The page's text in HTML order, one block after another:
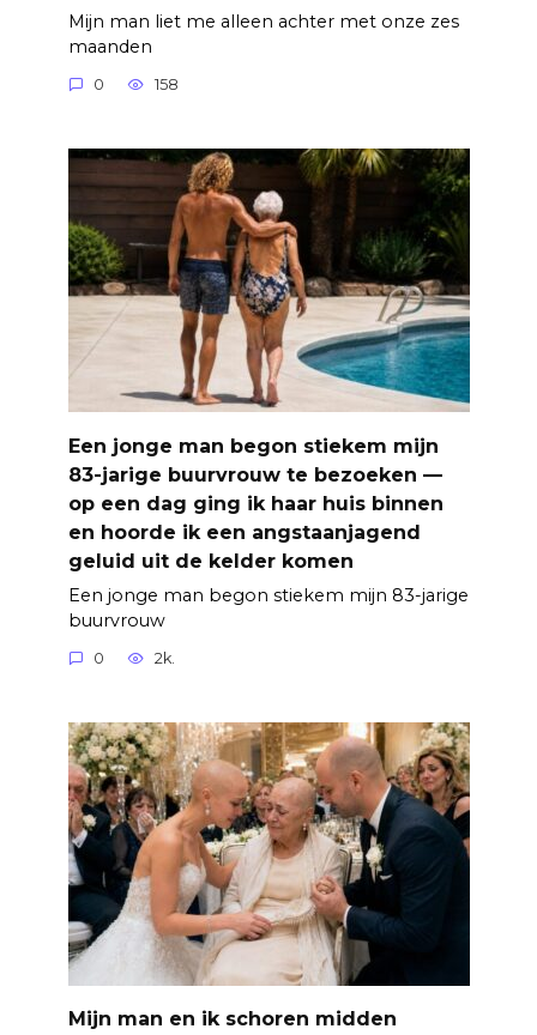
Mijn man liet me alleen achter met onze zes
maanden
0 158
Een jonge man begon stiekem mijn
83-jarige buurvrouw te bezoeken —
op een dag ging ik haar huis binnen
en hoorde ik een angstaanjagend
geluid uit de kelder komen
Een jonge man begon stiekem mijn 83-jarige
buurvrouw
0 2k.
Mijn man en ik schoren midden